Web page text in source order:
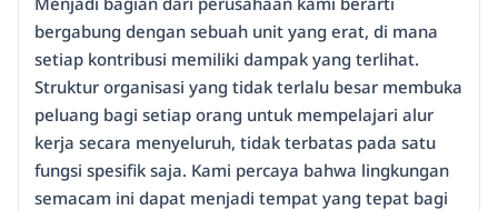
bergabung dengan sebuah unit yang erat, di mana
setiap kontribusi memiliki dampak yang terlihat.
Struktur organisasi yang tidak terlalu besar membuka
peluang bagi setiap orang untuk mempelajari alur
kerja secara menyeluruh, tidak terbatas pada satu
fungsi spesifik saja. Kami percaya bahwa lingkungan
semacam ini dapat menjadi tempat yang tepat bagi